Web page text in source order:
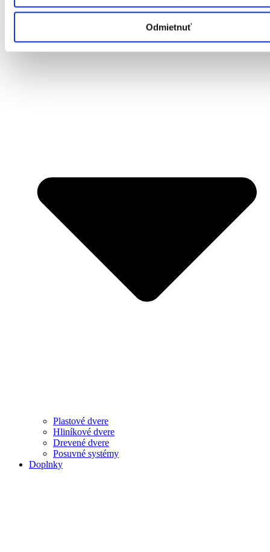
Odmietnuť
Hliníkové okná
Plastové dvere
Hliníkové dvere
Drevené dvere
Posuvné systémy
Doplnky